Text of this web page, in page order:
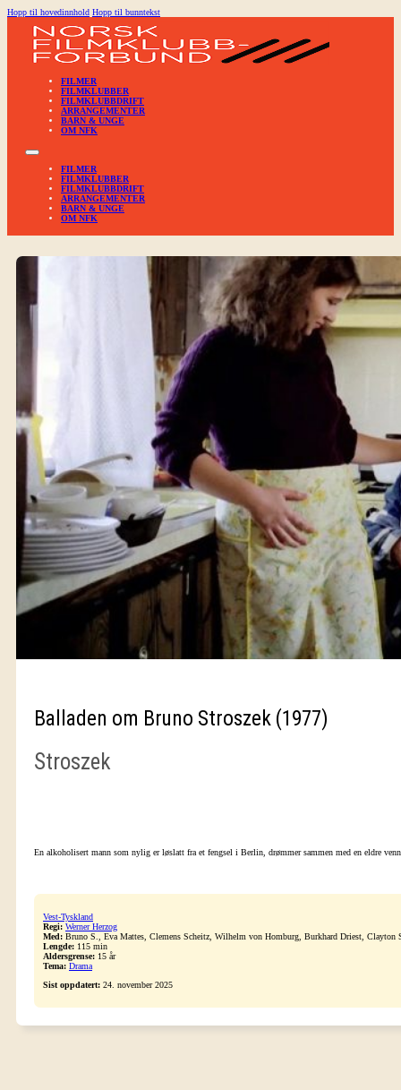
Hopp til hovedinnhold Hopp til bunntekst
FILMER
FILMKLUBBER
FILMKLUBBDRIFT
ARRANGEMENTER
BARN & UNGE
OM NFK
FILMER
FILMKLUBBER
FILMKLUBBDRIFT
ARRANGEMENTER
BARN & UNGE
OM NFK
Balladen om Bruno Stroszek (1977)
Stroszek
En alkoholisert mann som nylig er løslatt fra et fengsel i Berlin, drømmer sammen med en eldre
Vest-Tyskland
Regi: Werner Herzog
Med: Bruno S., Eva Mattes, Clemens Scheitz, Wilhelm von Homburg, Burkhard Driest,
Lengde: 115 min
Aldersgrense: 15 år
Tema: Drama
Sist oppdatert: 24. november 2025